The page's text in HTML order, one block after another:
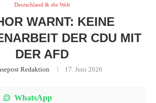
Deutschland & die Welt
WARNT: KEINE
DER CDU MIT
DER AFD
Redaktion 17. Juni 2026
WhatsApp